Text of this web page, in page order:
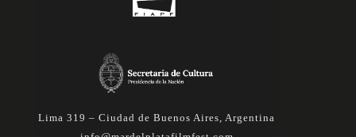
Lima 319 – Ciudad de Buenos Aires, Argentina